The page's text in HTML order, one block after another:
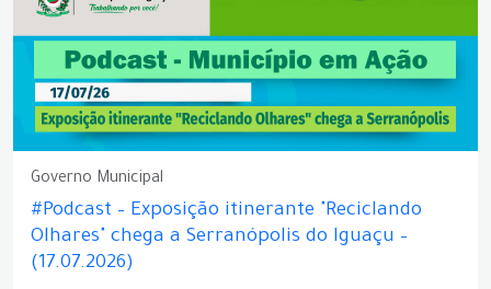
Governo Municipal
#Podcast – Exposição itinerante "Reciclando
Olhares" chega a Serranópolis do Iguaçu –
(17.07.2026)